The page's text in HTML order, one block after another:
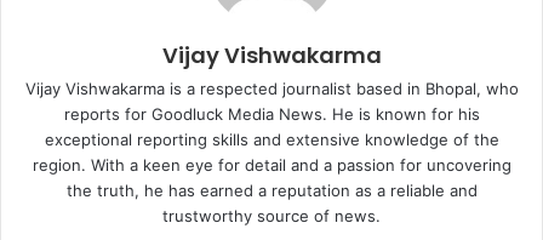
Vijay Vishwakarma
Vijay Vishwakarma is a respected journalist based in Bhopal, who
reports for Goodluck Media News. He is known for his
exceptional reporting skills and extensive knowledge of the
region. With a keen eye for detail and a passion for uncovering
the truth, he has earned a reputation as a reliable and
trustworthy source of news.